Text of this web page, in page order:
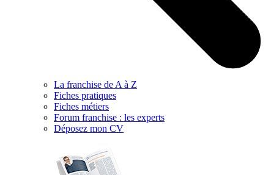
La franchise de A à Z
Fiches pratiques
Fiches métiers
Forum franchise : les experts
Déposez mon CV